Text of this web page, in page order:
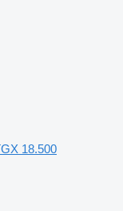
18.500